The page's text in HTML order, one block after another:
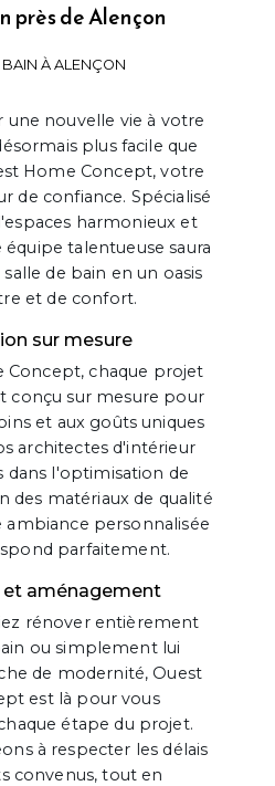
près de Alençon
BAIN À ALENÇON
une nouvelle vie à votre
plus facile que
Home Concept, votre
de confiance. Spécialisé
harmonieux et
talentueuse saura
de bain en un oasis
et de confort.
sur mesure
Concept, chaque projet
conçu sur mesure pour
et aux goûts uniques
architectes d'intérieur
dans l'optimisation de
des matériaux de qualité
ambiance personnalisée
parfaitement.
et aménagement
rénover entièrement
ou simplement lui
de modernité, Ouest
est là pour vous
étape du projet.
à respecter les délais
convenus, tout en